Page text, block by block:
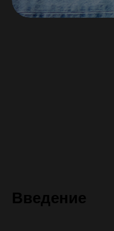
Введение